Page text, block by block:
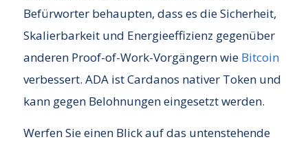
Befürworter behaupten, dass es die Sicherheit,
Skalierbarkeit und Energieeffizienz gegenüber
anderen Proof-of-Work-Vorgängern wie Bitcoin
verbessert. ADA ist Cardanos nativer Token und
kann gegen Belohnungen eingesetzt werden.
Werfen Sie einen Blick auf das untenstehende